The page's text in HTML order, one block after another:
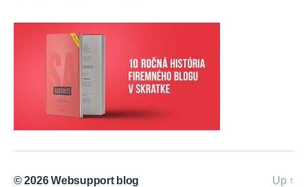
© 2026Websupport blog Up ↑